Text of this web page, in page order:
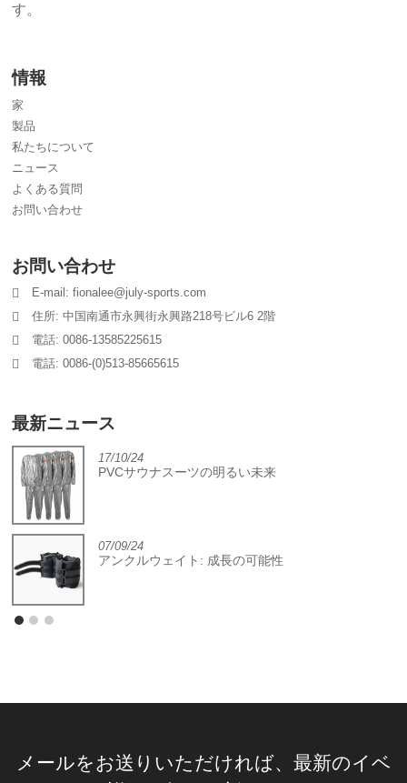
す。
情報
家
製品
私たちについて
ニュース
よくある質問
お問い合わせ
お問い合わせ
E-mail: fionalee@july-sports.com
住所: 中国南通市永興街永興路218号ビル6 2階
電話: 0086-13585225615
電話: 0086-(0)513-85665615
最新ニュース
17/10/24
PVCサウナスーツの明るい未来
07/09/24
アンクルウェイト: 成長の可能性
メールをお送りいただければ、最新のイベ